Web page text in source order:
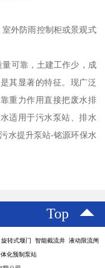
外防雨控制柜或景观式
可靠，土建工作少，成
其显著的特征。现广泛
重力作用直接把废水排
适用于污水泵站、排水
水提升泵站-铭源环保水
Top
转式堰门 智能截流井 液动限流闸
化预制泵站